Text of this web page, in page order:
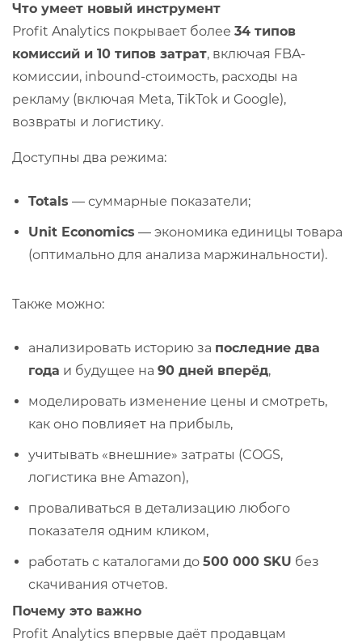
Что умеет новый инструмент
Profit Analytics покрывает более 34 типов
комиссий и 10 типов затрат, включая FBA-
комиссии, inbound-стоимость, расходы на
рекламу (включая Meta, TikTok и Google),
возвраты и логистику.
Доступны два режима:
Totals — суммарные показатели;
Unit Economics — экономика единицы товара
(оптимально для анализа маржинальности).
Также можно:
анализировать историю за последние два
года и будущее на 90 дней вперёд,
моделировать изменение цены и смотреть,
как оно повлияет на прибыль,
учитывать «внешние» затраты (COGS,
логистика вне Amazon),
проваливаться в детализацию любого
показателя одним кликом,
работать с каталогами до 500 000 SKU без
скачивания отчетов.
Почему это важно
Profit Analytics впервые даёт продавцам